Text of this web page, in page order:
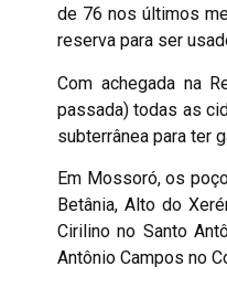
de 76 nos últimos
reserva para ser
Com achegada na
passada) todas as
subterrânea para ter
Em Mossoró, os
Betânia, Alto do
Cirilino no Santo
Antônio Campos no